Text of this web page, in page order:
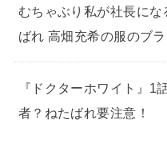
むちゃぶり私が社長に
ばれ 高畑充希の服のブ
『ドクターホワイト』1
者？ねたばれ要注意！